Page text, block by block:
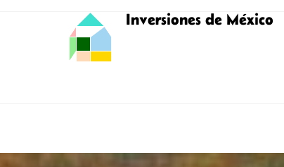
Inversiones de México